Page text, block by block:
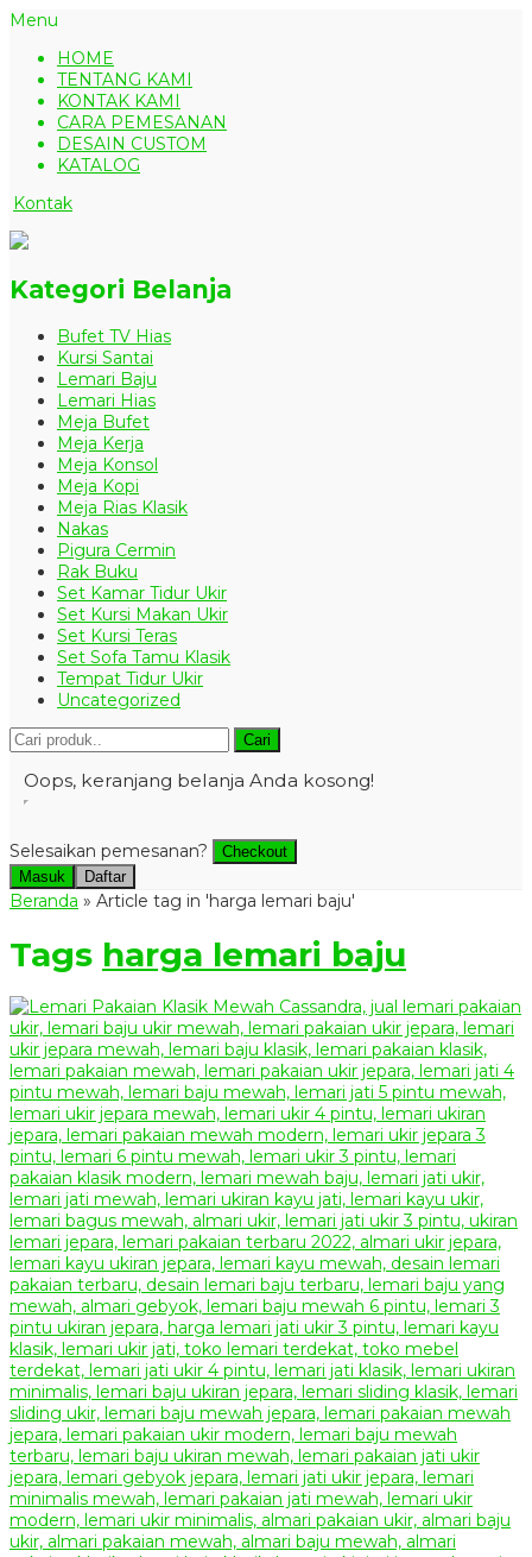
Menu
HOME
TENTANG KAMI
KONTAK KAMI
CARA PEMESANAN
DESAIN CUSTOM
KATALOG
Kontak
Kategori Belanja
Bufet TV Hias
Kursi Santai
Lemari Baju
Lemari Hias
Meja Bufet
Meja Kerja
Meja Konsol
Meja Kopi
Meja Rias Klasik
Nakas
Pigura Cermin
Rak Buku
Set Kamar Tidur Ukir
Set Kursi Makan Ukir
Set Kursi Teras
Set Sofa Tamu Klasik
Tempat Tidur Ukir
Uncategorized
Cari
Oops, keranjang belanja Anda kosong!
Selesaikan pemesanan?
Checkout
Masuk
Daftar
Beranda » Article tag in 'harga lemari baju'
Tags harga lemari baju